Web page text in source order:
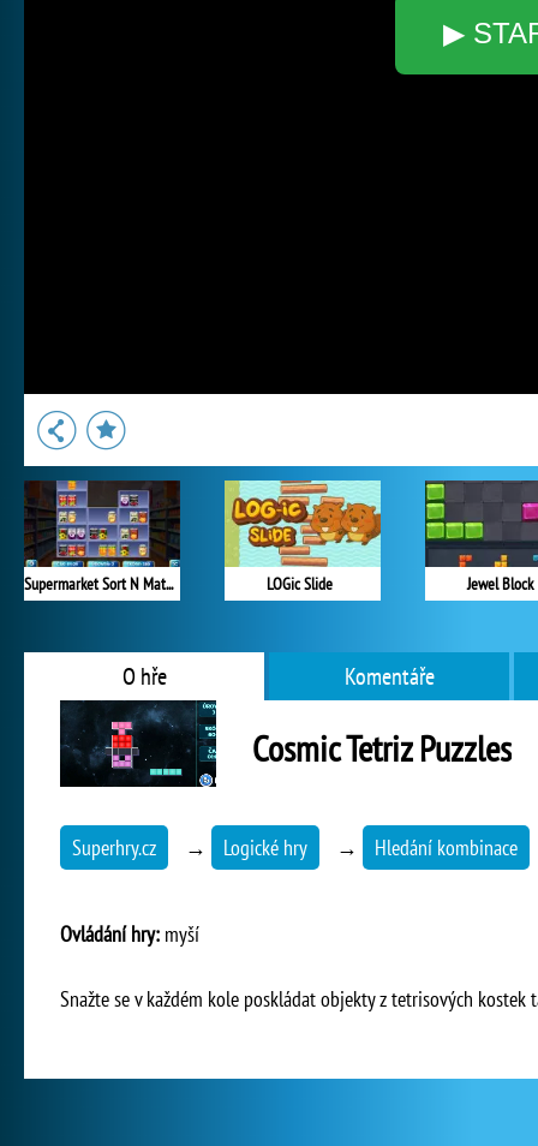
▶
Supermarket Sort N Match LOGic Slide Jewel Block
O hře Komentáře
Cosmic Tetriz Puzzles
Superhry.cz → Logické hry → Hledání kombinace
Ovládání hry: myší
Snažte se v každém kole poskládat objekty z tetrisových